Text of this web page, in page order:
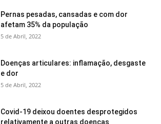
Pernas pesadas, cansadas e com dor
afetam 35% da população
5 de Abril, 2022
Doenças articulares: inflamação, desgaste
e dor
5 de Abril, 2022
Covid-19 deixou doentes desprotegidos
relativamente a outras doenças